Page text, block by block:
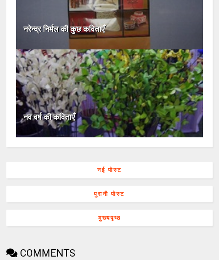
नरेन्द्र निर्मल की कुछ कविताएँ
नव वर्ष की कविताएँ
नई पोस्ट
पुरानी पोस्ट
मुख्यपृष्ठ
COMMENTS